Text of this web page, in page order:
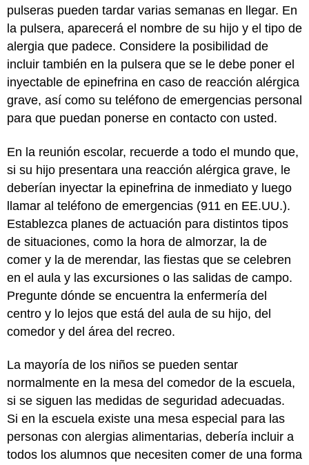
pulseras pueden tardar varias semanas en llegar. En
la pulsera, aparecerá el nombre de su hijo y el tipo de
alergia que padece. Considere la posibilidad de
incluir también en la pulsera que se le debe poner el
inyectable de epinefrina en caso de reacción alérgica
grave, así como su teléfono de emergencias personal
para que puedan ponerse en contacto con usted.
En la reunión escolar, recuerde a todo el mundo que,
si su hijo presentara una reacción alérgica grave, le
deberían inyectar la epinefrina de inmediato y luego
llamar al teléfono de emergencias (911 en EE.UU.).
Establezca planes de actuación para distintos tipos
de situaciones, como la hora de almorzar, la de
comer y la de merendar, las fiestas que se celebren
en el aula y las excursiones o las salidas de campo.
Pregunte dónde se encuentra la enfermería del
centro y lo lejos que está del aula de su hijo, del
comedor y del área del recreo.
La mayoría de los niños se pueden sentar
normalmente en la mesa del comedor de la escuela,
si se siguen las medidas de seguridad adecuadas.
Si en la escuela existe una mesa especial para las
personas con alergias alimentarias, debería incluir a
todos los alumnos que necesiten comer de una forma